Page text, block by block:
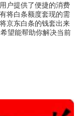
户提供了便捷的消费
将白条额度套现的需
京东白条的钱套出来
望能帮助你解决当前